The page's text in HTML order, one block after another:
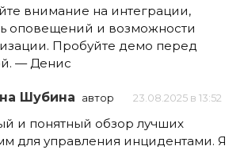
внимание на интеграции,
оповещений и возможности
Пробуйте демо перед
— Денис
Шубина автор 23.08.2025 в 13:52
и понятный обзор лучших
для управления инцидентами. Я